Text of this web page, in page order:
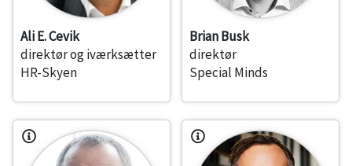
Ali E. Cevik
direktør og iværksætter
HR-Skyen
Brian Busk
direktør
Special Minds